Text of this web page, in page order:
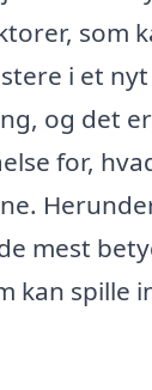
som
i et
og det
for,
mest
kan spille